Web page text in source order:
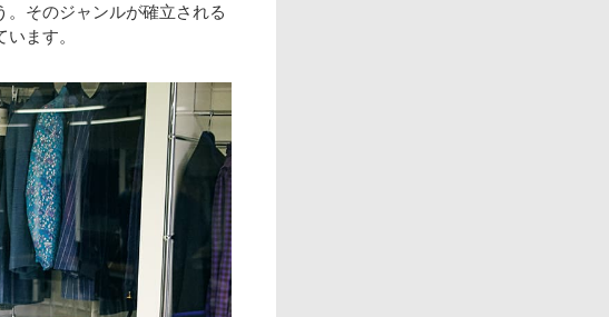
そのジャンルが確立される
ます。